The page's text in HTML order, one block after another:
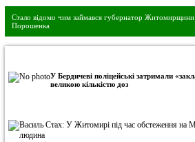
Стало відомо чим займався губернатор Житомирщини
Порошенка
У Бердичеві поліцейські затримали
великою кількістю доз